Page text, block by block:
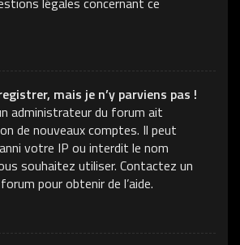
mais je n’y parviens pas !
administrateur du forum ait
de nouveaux comptes. Il peut
votre IP ou interdit le nom
souhaitez utiliser. Contactez un
pour obtenir de l’aide.